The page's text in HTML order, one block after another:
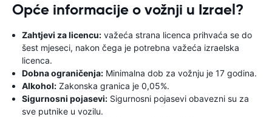
Opće informacije o vožnji u Izrael?
Zahtjevi za licencu: važeća strana licenca prihvaća se do
šest mjeseci, nakon čega je potrebna važeća izraelska
licenca.
Dobna ograničenja: Minimalna dob za vožnju je 17 godina.
Alkohol: Zakonska granica je 0,05%.
Sigurnosni pojasevi: Sigurnosni pojasevi obavezni su za
sve putnike u vozilu.